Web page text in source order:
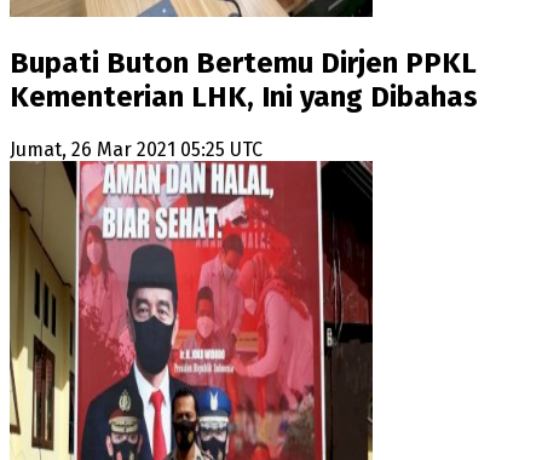
Bupati Buton Bertemu Dirjen PPKL
Kementerian LHK, Ini yang Dibahas
Jumat, 26 Mar 2021 05:25 UTC